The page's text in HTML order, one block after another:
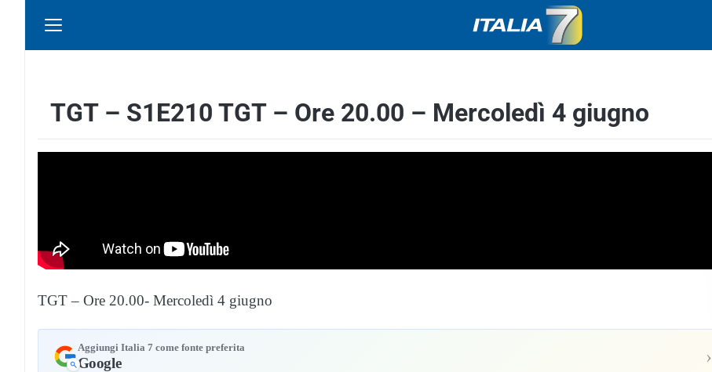
TGT – S1E210 TGT – Ore 20.00 – Mercoledì 4 giugno
TGT – Ore 20.00- Mercoledì 4 giugno
Aggiungi Italia 7 come fonte preferita
Google ›